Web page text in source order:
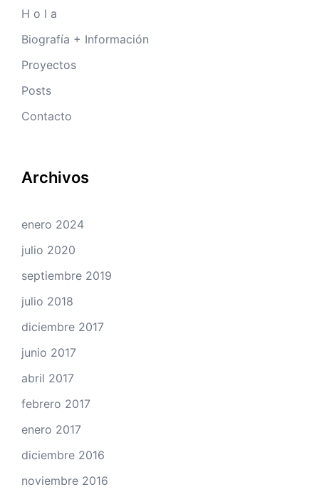
H o l a
Biografía + Información
Proyectos
Posts
Contacto
Archivos
enero 2024
julio 2020
septiembre 2019
julio 2018
diciembre 2017
junio 2017
abril 2017
febrero 2017
enero 2017
diciembre 2016
noviembre 2016